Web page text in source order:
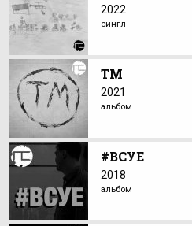
2022
сингл
ТМ
2021
альбом
#ВСУЕ
2018
альбом